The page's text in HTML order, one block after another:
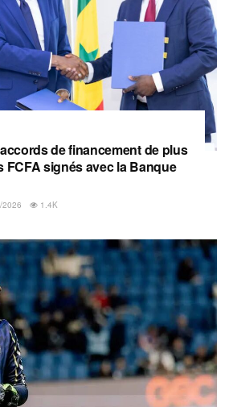
de financement de plus
FCFA signés avec la Banque
2026 1.4K